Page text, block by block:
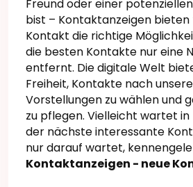
Freund oder einer
bist – Kontaktanzeigen
Kontakt die richtige
die besten Kontakte nur eine
entfernt. Die digitale Welt
Freiheit, Kontakte nach
Vorstellungen zu wählen und
zu pflegen. Vielleicht wartet
der nächste interessante
nur darauf wartet,
Kontaktanzeigen - neue